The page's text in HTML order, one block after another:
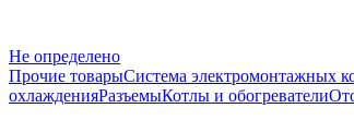
Не определено
Прочие товарыСистема электромонтажных
охлажденияРазъемыКотлы и обогреватели